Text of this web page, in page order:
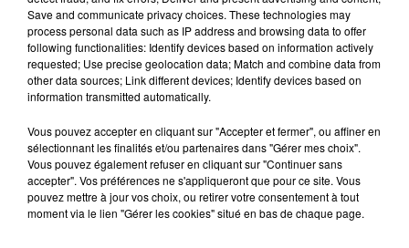
Europa-Park : des précisons sur
l’après Euro-Mir
Dans la même série
Thierry du Domaine Wunsch et
Save and communicate privacy choices. These technologies may
process personal data such as IP address and browsing data to offer
following functionalities: Identify devices based on information actively
requested; Use precise geolocation data; Match and combine data from
other data sources; Link different devices; Identify devices based on
information transmitted automatically.
Vous pouvez accepter en cliquant sur "Accepter et fermer", ou affiner en
sélectionnant les finalités et/ou partenaires dans "Gérer mes choix".
Vous pouvez également refuser en cliquant sur "Continuer sans
accepter". Vos préférences ne s'appliqueront que pour ce site. Vous
pouvez mettre à jour vos choix, ou retirer votre consentement à tout
moment via le lien "Gérer les cookies" situé en bas de chaque page.